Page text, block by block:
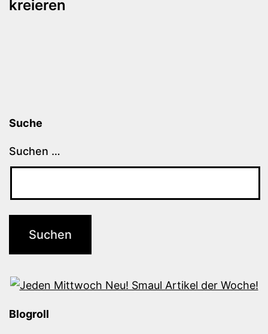
kreieren
Suche
Suchen …
Blogroll